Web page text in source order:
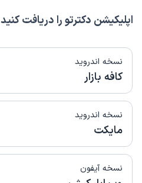
اپلیکیشن دکترتو را دریافت کنید
نسخه اندروید
کافه بازار
نسخه اندروید
مایکت
نسخه آیفون